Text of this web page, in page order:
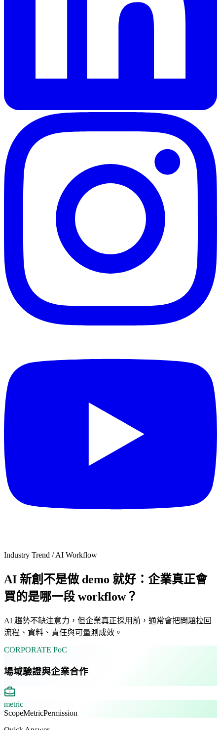
Industry Trend / AI Workflow
AI 新創不是做 demo 就好：企業真正會
買的是哪一段 workflow？
AI 趨勢不缺注意力，但企業真正採用前，通常會把問題拉回
流程、資料、責任與可量測成效。
CORPORATE PoC
場域驗證與企業合作
metric
ScopeMetricPermission